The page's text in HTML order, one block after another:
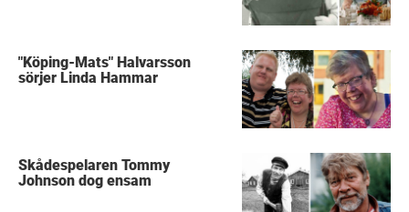
"Köping-Mats" Halvarsson
sörjer Linda Hammar
Skådespelaren Tommy
Johnson dog ensam